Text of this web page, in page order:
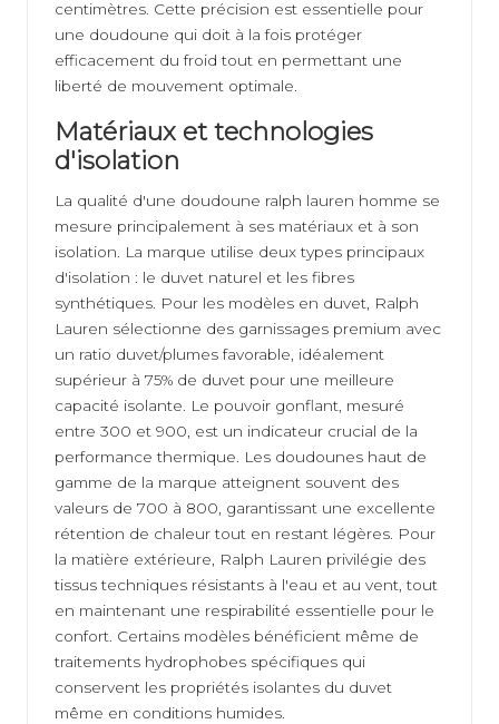
centimètres. Cette précision est essentielle pour
une doudoune qui doit à la fois protéger
efficacement du froid tout en permettant une
liberté de mouvement optimale.
Matériaux et technologies
d'isolation
La qualité d'une doudoune ralph lauren homme se
mesure principalement à ses matériaux et à son
isolation. La marque utilise deux types principaux
d'isolation : le duvet naturel et les fibres
synthétiques. Pour les modèles en duvet, Ralph
Lauren sélectionne des garnissages premium avec
un ratio duvet/plumes favorable, idéalement
supérieur à 75% de duvet pour une meilleure
capacité isolante. Le pouvoir gonflant, mesuré
entre 300 et 900, est un indicateur crucial de la
performance thermique. Les doudounes haut de
gamme de la marque atteignent souvent des
valeurs de 700 à 800, garantissant une excellente
rétention de chaleur tout en restant légères. Pour
la matière extérieure, Ralph Lauren privilégie des
tissus techniques résistants à l'eau et au vent, tout
en maintenant une respirabilité essentielle pour le
confort. Certains modèles bénéficient même de
traitements hydrophobes spécifiques qui
conservent les propriétés isolantes du duvet
même en conditions humides.